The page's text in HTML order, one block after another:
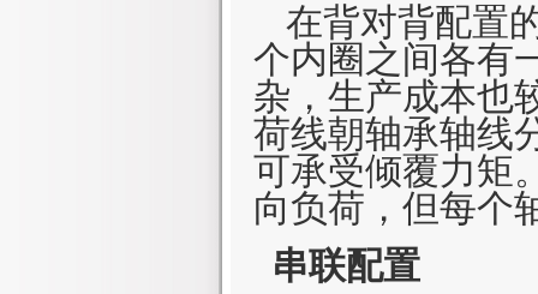
在背对背配置
个内圈之间各有
杂，生产成本也
荷线朝轴承轴线
可承受倾覆力矩
向负荷，但每个
串联配置